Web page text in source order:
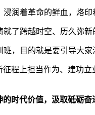
浸润着革命的鲜血，烙
就了跨越时空、历久弥
，目的就是要引导大
程上担当作为、建功
时代价值，汲取砥砺奋